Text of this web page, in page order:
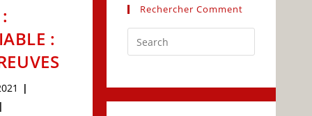
:
Rechercher Comment
Escape
close
the